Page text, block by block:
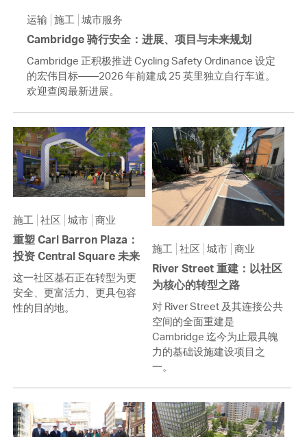
运输 施工 城市服务
Cambridge 骑行安全：进展、项目与未来规划
Cambridge 正积极推进 Cycling Safety Ordinance 设定
的宏伟目标——2026 年前建成 25 英里独立自行车道。
欢迎查阅最新进展。
施工 社区 城市 商业
重塑 Carl Barron Plaza：
投资 Central Square 未来
这一社区基石正在转型为更
安全、更富活力、更具包容
性的目的地。
施工 社区 城市 商业
River Street 重建：以社区
为核心的转型之路
对 River Street 及其连接公共
空间的全面重建是
Cambridge 迄今为止最具魄
力的基础设施建设项目之
一。